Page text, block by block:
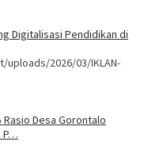
Digitalisasi Pendidikan di
2026/03/IKLAN-
Rasio Desa Gorontalo
P…